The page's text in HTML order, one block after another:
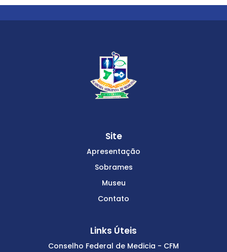
Site
Apresentação
Sobrames
Museu
Contato
Links Úteis
Conselho Federal de Medicia - CFM